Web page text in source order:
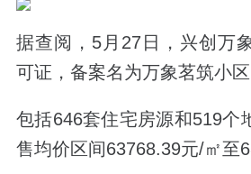
据查阅，5月27日，兴创万
可证，备案名为万象茗筑小区
包括646套住宅房源和519个
售均价区间63768.39元/㎡至